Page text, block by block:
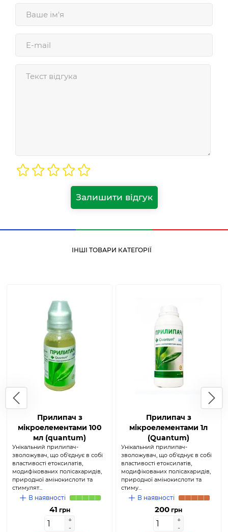
Залишити відгук
ІНШІ ТОВАРИ КАТЕГОРІЇ
Прилипач з
мікроелементами 100
мл (quantum)
Унікальний прилипач-
зволожувач, що об'єднує в собі
властивості етоксилатів,
модифікованих полісахаридів,
природної амінокислоти та
стимулят...
В наявності
41 грн
+
-
+
-
Прилипач з
мікроелементами 1л
(Quantum)
Унікальний прилипач-
зволожувач, що об'єднує в собі
властивості етоксилатів,
модифікованих полісахаридів,
природної амінокислоти та
стиму...
В наявності
200 грн
+
-
+
-